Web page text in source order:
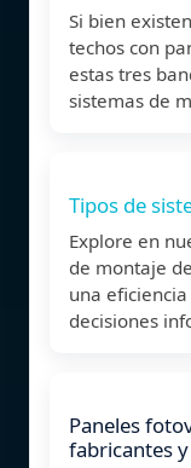
Si bien
techos con
estas tres
sistemas de
Tipos de
Explore en
de montaje
una
decisiones
Paneles
fabricantes